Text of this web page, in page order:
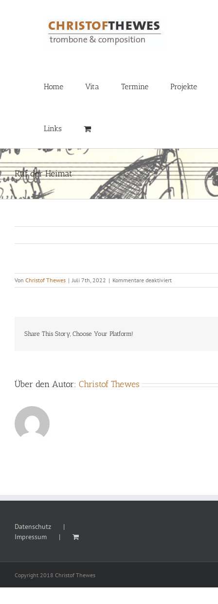
Home Vita Termine Projekte
Links
Ruf der Heimat
Von Christof Thewes | Juli 7th, 2022 | Kommentare deaktiviertfür
Ruf
Share This Story, Choose Your Platform!
Über den Autor: Christof Thewes
Datenschutz
Impressum
Copyright 2018 Christof Thewes